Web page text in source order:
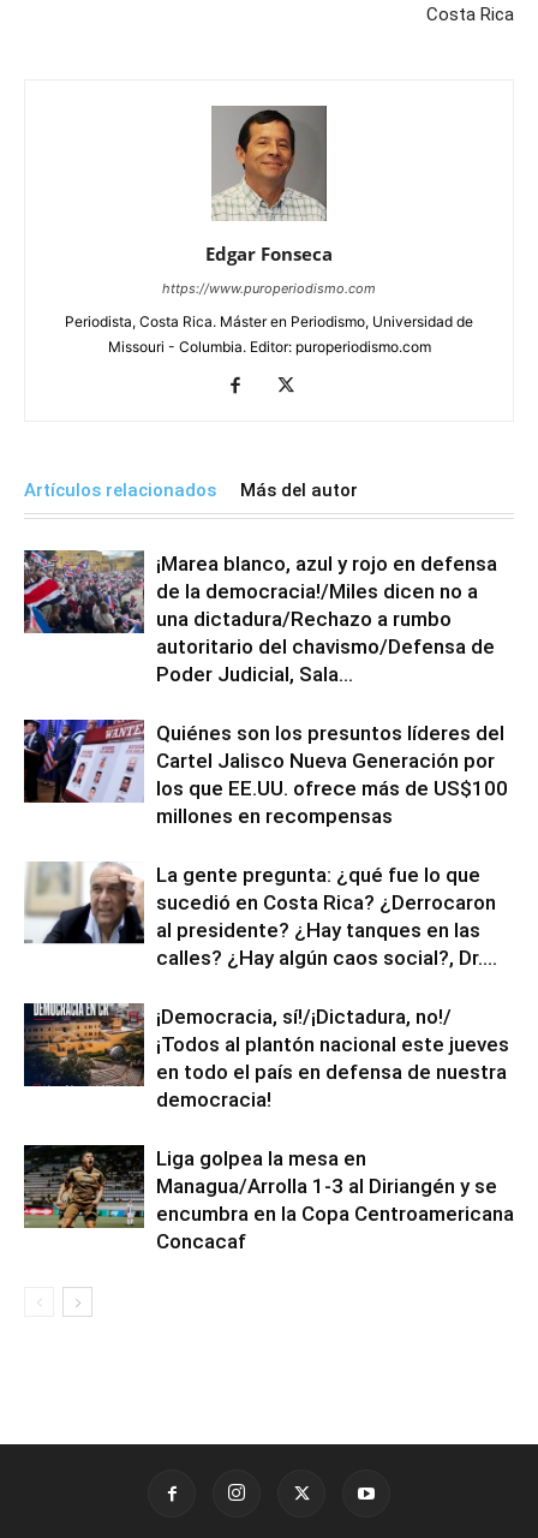
Costa Rica
Edgar Fonseca
https://www.puroperiodismo.com
Periodista, Costa Rica. Máster en Periodismo, Universidad de
Missouri - Columbia. Editor: puroperiodismo.com
Artículos relacionados Más del autor
¡Marea blanco, azul y rojo en defensa
de la democracia!/Miles dicen no a
una dictadura/Rechazo a rumbo
autoritario del chavismo/Defensa de
Poder Judicial, Sala...
Quiénes son los presuntos líderes del
Cartel Jalisco Nueva Generación por
los que EE.UU. ofrece más de US$100
millones en recompensas
La gente pregunta: ¿qué fue lo que
sucedió en Costa Rica? ¿Derrocaron
al presidente? ¿Hay tanques en las
calles? ¿Hay algún caos social?, Dr....
¡Democracia, sí!/¡Dictadura, no!/
¡Todos al plantón nacional este jueves
en todo el país en defensa de nuestra
democracia!
Liga golpea la mesa en
Managua/Arrolla 1-3 al Diriangén y se
encumbra en la Copa Centroamericana
Concacaf